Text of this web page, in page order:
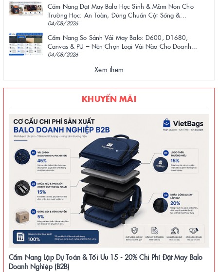
Cẩm Nang Đặt May Balo Học Sinh & Mầm Non Cho
Trường Học: An Toàn, Đúng Chuẩn Cột Sống &...
04/08/2026
Cẩm Nang So Sánh Vải May Balo: D600, D1680,
Canvas & PU – Nên Chọn Loại Vải Nào Cho Doanh...
04/08/2026
Xem thêm
KHUYẾN MÃI
Cẩm Nang Lập Dự Toán & Tối Ưu 15 - 20% Chi Phí Đặt May Balo
Doanh Nghiệp (B2B)